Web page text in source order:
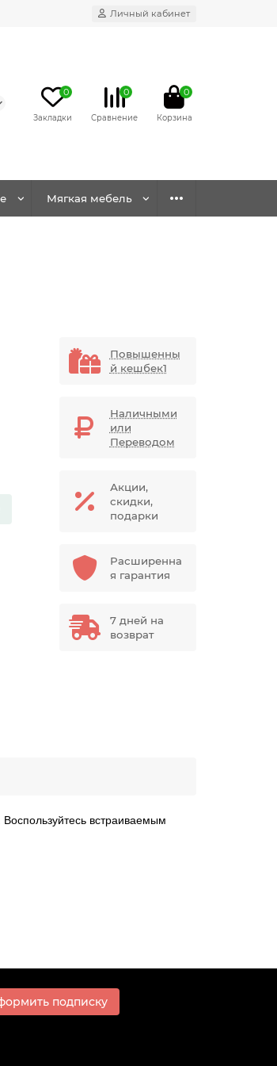
Личный кабинет
0 0 0
Мягкая мебель
Повышенны
й кешбек1
Наличными
или
Переводом
Акции,
скидки,
подарки
Расширенна
я гарантия
7 дней на
возврат
встраиваемым
подписку